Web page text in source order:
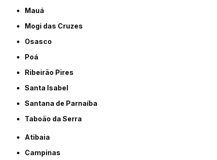
Mauá
Mogi das Cruzes
Osasco
Poá
Ribeirão Pires
Santa Isabel
Santana de Parnaíba
Taboão da Serra
Atibaia
Campinas